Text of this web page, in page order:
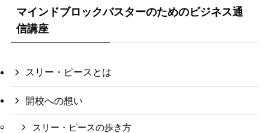
マインドブロックバスターのためのビジネス通
信講座
スリー・ピースとは
開校への想い
スリー・ピースの歩き方